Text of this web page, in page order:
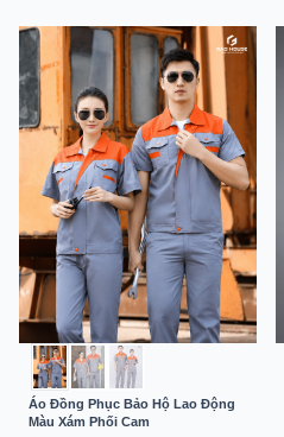
Áo Đồng Phục Bảo Hộ Lao Động
Màu Xám Phối Cam